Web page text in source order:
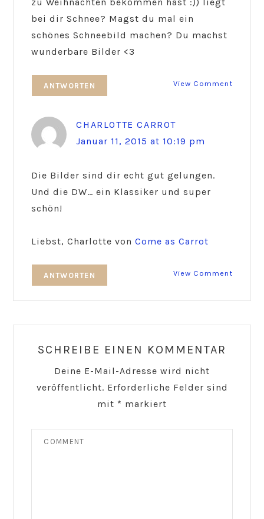
zu Weihnachten bekommen hast :)) liegt
bei dir Schnee? Magst du mal ein
schönes Schneebild machen? Du machst
wunderbare Bilder <3
View Comment
ANTWORTEN
CHARLOTTE CARROT
Januar 11, 2015 at 10:19 pm
Die Bilder sind dir echt gut gelungen.
Und die DW… ein Klassiker und super
schön!
Liebst, Charlotte vonCome as Carrot
View Comment
ANTWORTEN
SCHREIBE EINEN KOMMENTAR
Deine E-Mail-Adresse wird nicht
veröffentlicht. Erforderliche Felder sind
mit * markiert